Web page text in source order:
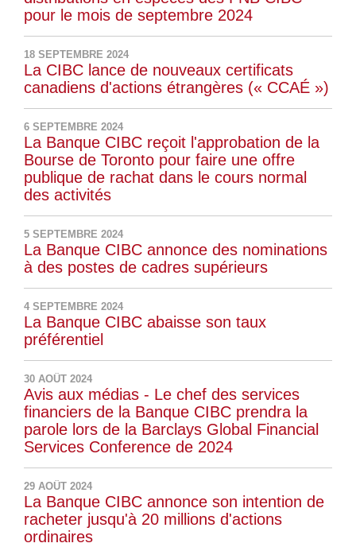
pour le mois de septembre 2024
18 SEPTEMBRE 2024
La CIBC lance de nouveaux certificats
canadiens d'actions étrangères (« CCAÉ »)
6 SEPTEMBRE 2024
La Banque CIBC reçoit l'approbation de la
Bourse de Toronto pour faire une offre
publique de rachat dans le cours normal
des activités
5 SEPTEMBRE 2024
La Banque CIBC annonce des nominations
à des postes de cadres supérieurs
4 SEPTEMBRE 2024
La Banque CIBC abaisse son taux
préférentiel
30 AOÛT 2024
Avis aux médias - Le chef des services
financiers de la Banque CIBC prendra la
parole lors de la Barclays Global Financial
Services Conference de 2024
29 AOÛT 2024
La Banque CIBC annonce son intention de
racheter jusqu'à 20 millions d'actions
ordinaires